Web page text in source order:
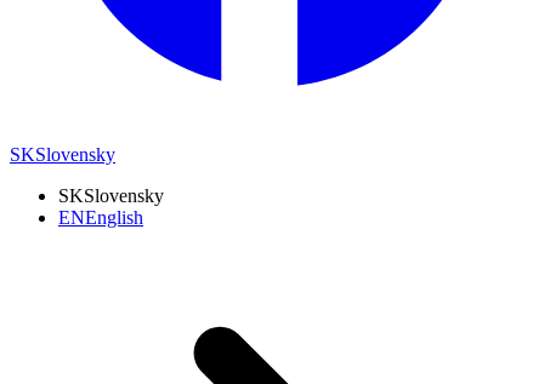
SKSlovensky
SKSlovensky
ENEnglish